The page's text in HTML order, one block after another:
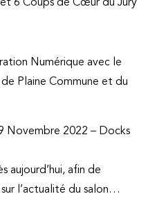
6 Coups de Cœur du Jury
Numérique avec le
Plaine Commune et du
Novembre 2022 – Docks
aujourd’hui, afin de
l’actualité du salon…